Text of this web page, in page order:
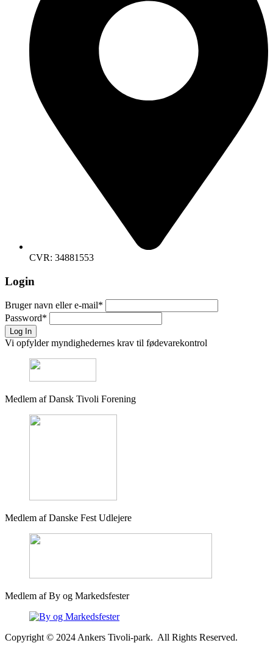
CVR: 34881553
Login
Bruger navn eller e-mail*
Password*
Log In
Vi opfylder myndighedernes krav til fødevarekontrol
Medlem af Dansk Tivoli Forening
Medlem af Danske Fest Udlejere
Medlem af By og Markedsfester
Copyright © 2024 Ankers Tivoli-park. All Rights Reserved.